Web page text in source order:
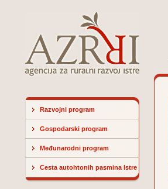
Razvojni program
Gospodarski program
Međunarodni program
Cesta autohtonih pasmina Istre